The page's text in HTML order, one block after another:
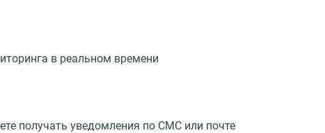
в реальном времени
получать уведомления по СМС или почте